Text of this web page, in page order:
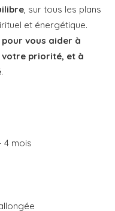
, sur tous les plans
et énergétique.
vous aider à
priorité, et à
.
4 mois